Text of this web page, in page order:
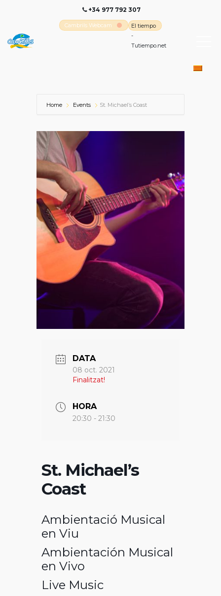
+34 977 792 307
Cambrils Webcam
El tiempo
-
Tutiempo.net
Home Events St. Michael’s Coast
DATA
08 oct. 2021
Finalitzat!
HORA
20:30 - 21:30
St. Michael’s
Coast
Ambientació Musical
en Viu
Ambientación Musical
en Vivo
Live Music